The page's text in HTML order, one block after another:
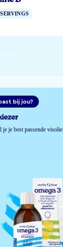
bij jou?
je best passende visolie